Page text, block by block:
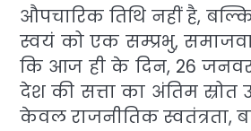
औपचारिक तिथि नहीं है,
स्वयं को एक सम्प्रभु,
कि आज ही के दिन, 26
देश की सत्ता का अंतिम
केवल राजनीतिक स्वतंत्रता,